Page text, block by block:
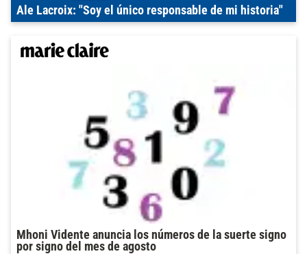
Ale Lacroix: "Soy el único responsable de mi historia"
Mhoni Vidente anuncia los números de la suerte signo
por signo del mes de agosto